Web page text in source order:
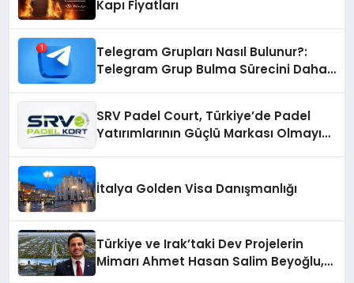
Kapı Fiyatları
Telegram Grupları Nasıl Bulunur?:
Telegram Grup Bulma Sürecini Daha
SRV Padel Court, Türkiye’de Padel
Yatırımlarının Güçlü Markası Olmayı
İtalya Golden Visa Danışmanlığı
Türkiye ve Irak’taki Dev Projelerin
Mimarı Ahmet Hasan Salim Beyoğlu,